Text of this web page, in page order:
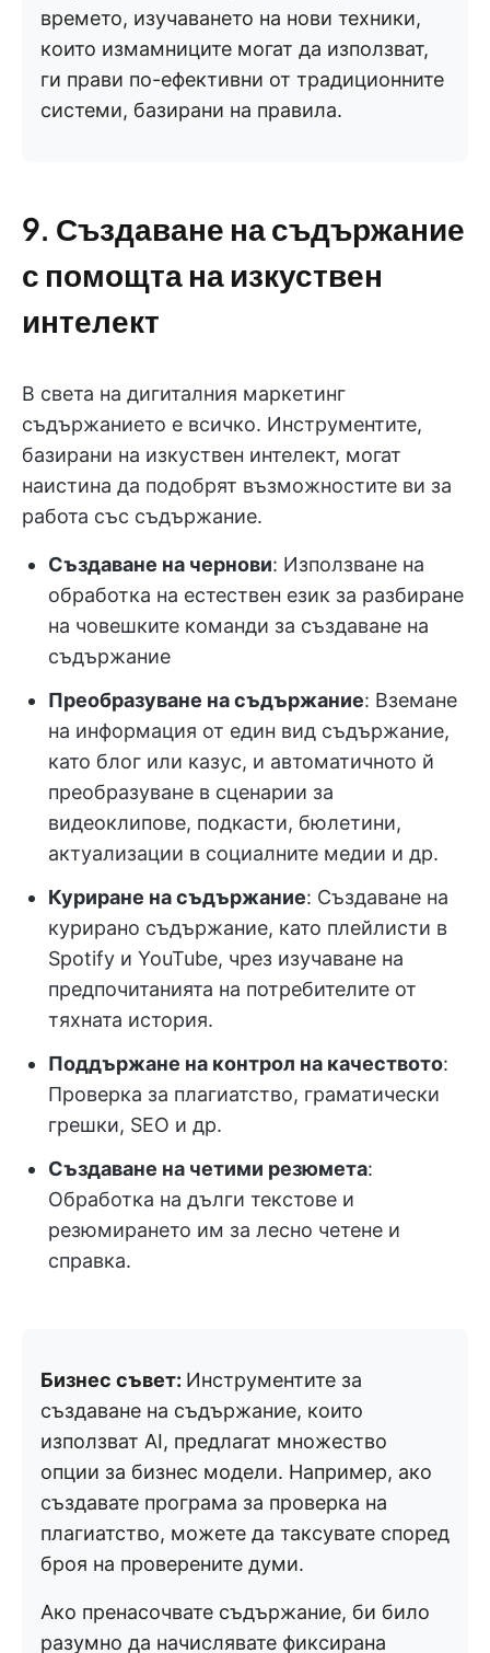
времето, изучаването на нови техники,
които измамниците могат да използват,
ги прави по-ефективни от традиционните
системи, базирани на правила.
9. Създаване на съдържание
с помощта на изкуствен
интелект
В света на дигиталния маркетинг
съдържанието е всичко. Инструментите,
базирани на изкуствен интелект, могат
наистина да подобрят възможностите ви за
работа със съдържание.
Създаване на чернови: Използване на
обработка на естествен език за разбиране
на човешките команди за създаване на
съдържание
Преобразуване на съдържание: Вземане
на информация от един вид съдържание,
като блог или казус, и автоматичното й
преобразуване в сценарии за
видеоклипове, подкасти, бюлетини,
актуализации в социалните медии и др.
Куриране на съдържание: Създаване на
курирано съдържание, като плейлисти в
Spotify и YouTube, чрез изучаване на
предпочитанията на потребителите от
тяхната история.
Поддържане на контрол на качеството:
Проверка за плагиатство, граматически
грешки, SEO и др.
Създаване на четими резюмета:
Обработка на дълги текстове и
резюмирането им за лесно четене и
справка.
Бизнес съвет: Инструментите за
създаване на съдържание, които
използват AI, предлагат множество
опции за бизнес модели. Например, ако
създавате програма за проверка на
плагиатство, можете да таксувате според
броя на проверените думи.
Ако пренасочвате съдържание, би било
разумно да начислявате фиксирана